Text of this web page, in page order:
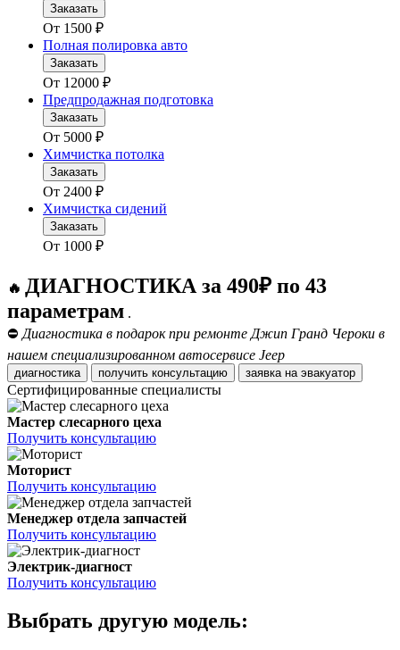
Заказать
От 1500 ₽
Полная полировка авто
Заказать
От 12000 ₽
Предпродажная подготовка
Заказать
От 5000 ₽
Химчистка потолка
Заказать
От 2400 ₽
Химчистка сидений
Заказать
От 1000 ₽
🔥 ДИАГНОСТИКА за 490₽ по 43
параметрам .
⛔ Диагностика в подарок при ремонте Джип Гранд Чероки в
нашем специализированном автосервисе Jeep
диагностика получить консультацию заявка на эвакуатор
Сертифицированные специалисты
Мастер слесарного цеха
Получить консультацию
Моторист
Получить консультацию
Менеджер отдела запчастей
Получить консультацию
Электрик-диагност
Получить консультацию
Выбрать другую модель: